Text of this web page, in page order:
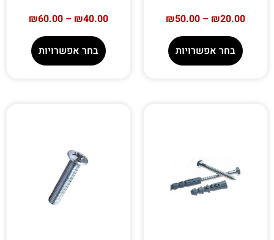
₪20.00
–
₪50.00
בחר אפשרויות
₪40.00
–
₪60.00
בחר אפשרויות